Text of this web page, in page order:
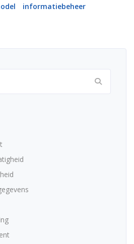
informatiebeheer